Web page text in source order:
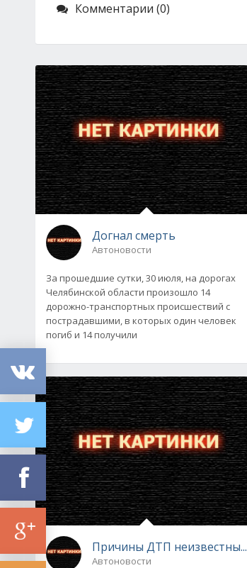
Комментарии (0)
Догнал смерть
Автоновости
За прошедшие сутки, 30 июля, на дорогах
Челябинской области произошло 14
дорожно-транспортных происшествий с
пострадавшими, в которых один человек
погиб и 14 получили
Причины ДТП неизвестны...
Автоновости